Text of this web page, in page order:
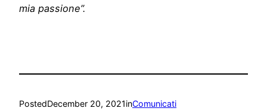
mia passione”.
PostedDecember 20, 2021inComunicati